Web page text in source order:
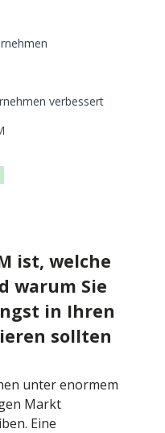
verbessert
ist, welche
warum Sie
in Ihren
sollten
unter enormem
Markt
Eine